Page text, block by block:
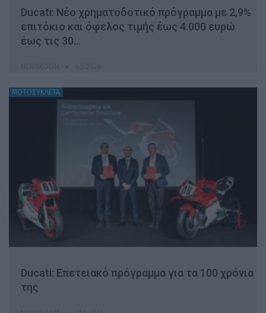
Ducati: Νέο χρηματοδοτικό πρόγραμμα με 2,9%
επιτόκιο και όφελος τιμής έως 4.000 ευρώ
έως τις 30…
ΜΟΤΟΣΥΚΛΕΤΑ
Ducati: Επετειακό πρόγραμμα για τα 100 χρόνια
της